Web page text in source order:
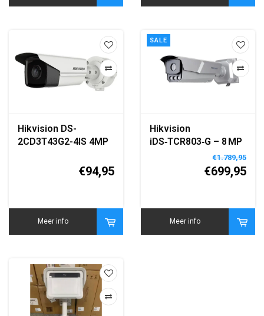
Hikvision DS-
2CD3T43G2-4IS 4MP
€94,95
Meer info
SALE
Hikvision
iDS‑TCR803‑G – 8 MP
Roadside Parking
ANPR Bullet Camera
€1.789,95
€699,95
Meer info